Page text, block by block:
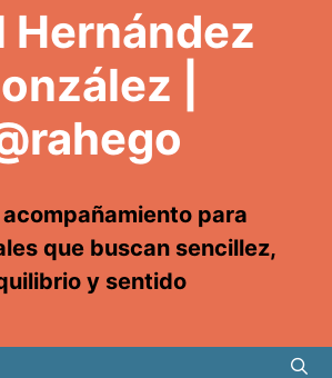
Hernández
|
para
que buscan sencillez,
y sentido